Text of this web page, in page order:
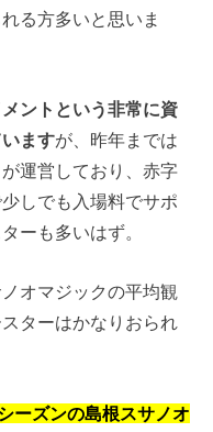
る方多いと思いま
ントという非常に資
ますが、昨年までは
運営しており、赤字
しでも入場料でサポ
ーも多いはず。
オマジックの平均観
ターはかなりおられ
ーズンの島根スサノオ